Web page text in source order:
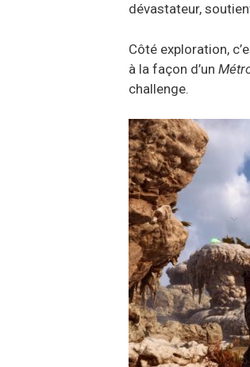
dévastateur,
Côté exploration,
à la façon d’un
challenge.